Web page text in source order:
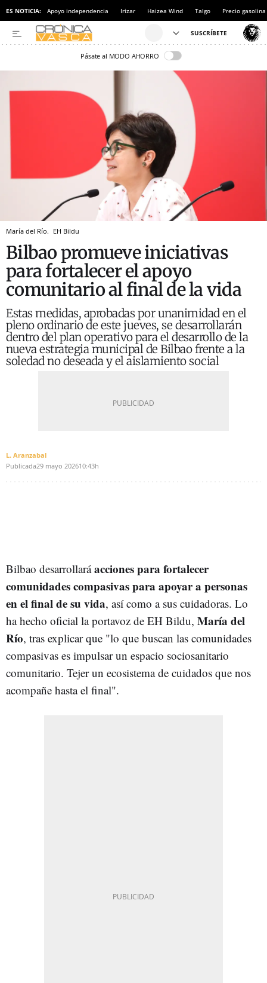
ES NOTICIA: Apoyo independencia Irizar Haizea Wind Talgo Precio gasolina
Pásate al MODO AHORRO
María del Río. EH Bildu
Bilbao promueve iniciativas
para fortalecer el apoyo
comunitario al final de la vida
Estas medidas, aprobadas por unanimidad en el
pleno ordinario de este jueves, se desarrollarán
dentro del plan operativo para el desarrollo de la
nueva estrategia municipal de Bilbao frente a la
soledad no deseada y el aislamiento social
L. Aranzabal
Publicada29 mayo 202610:43h
Bilbao desarrollaráacciones para fortalecer
comunidades compasivas para apoyar a personas
en el final de su vida, así como a sus cuidadoras. Lo
ha hecho oficial la portavoz de EH Bildu, María del
Río, tras explicar que "lo que buscan las comunidades
compasivas es impulsar un espacio sociosanitario
comunitario. Tejer un ecosistema de cuidados que nos
acompañe hasta el final".